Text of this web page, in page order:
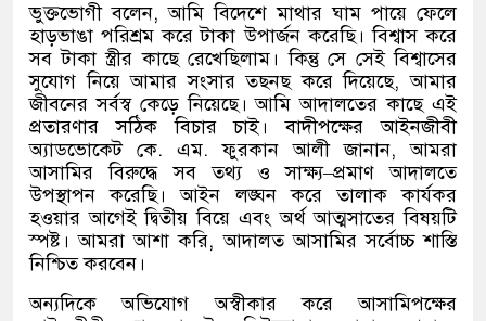
ভুক্তভোগী বলেন,আমি বিদেশে মাথার ঘাম পায়ে ফেলে
হাড়ভাঙা পরিশ্রম করে টাকা উপার্জন করেছি। বিশ্বাস করে
সব টাকা স্ত্রীর কাছে রেখেছিলাম। কিন্তু সে সেই বিশ্বাসের
সুযোগ নিয়ে আমার সংসার তছনছ করে দিয়েছে,আমার
জীবনের সর্বস্ব কেড়ে নিয়েছে। আমি আদালতের কাছে এই
প্রতারণার সঠিক বিচার চাই। বাদীপক্ষের আইনজীবী
অ্যাডভোকেট কে. এম.ফুরকান আলী জানান,আমরা
আসামির বিরুদ্ধে সব তথ্য ও সাক্ষ্য–প্রমাণ আদালতে
উপস্থাপন করেছি। আইন লঙ্ঘন করে তালাক কার্যকর
হওয়ার আগেই দ্বিতীয় বিয়ে এবং অর্থ আত্মসাতের বিষয়টি
স্পষ্ট। আমরা আশা করি,আদালত আসামির সর্বোচ্চ শাস্তি
নিশ্চিত করবেন।
অন্যদিকে অভিযোগ অস্বীকার করে আসামিপক্ষের